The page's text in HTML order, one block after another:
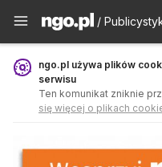
Publicystyka -
/
ngo.pl używa plików
serwisu
Ten komunikat zniknie
się więcej o plikach